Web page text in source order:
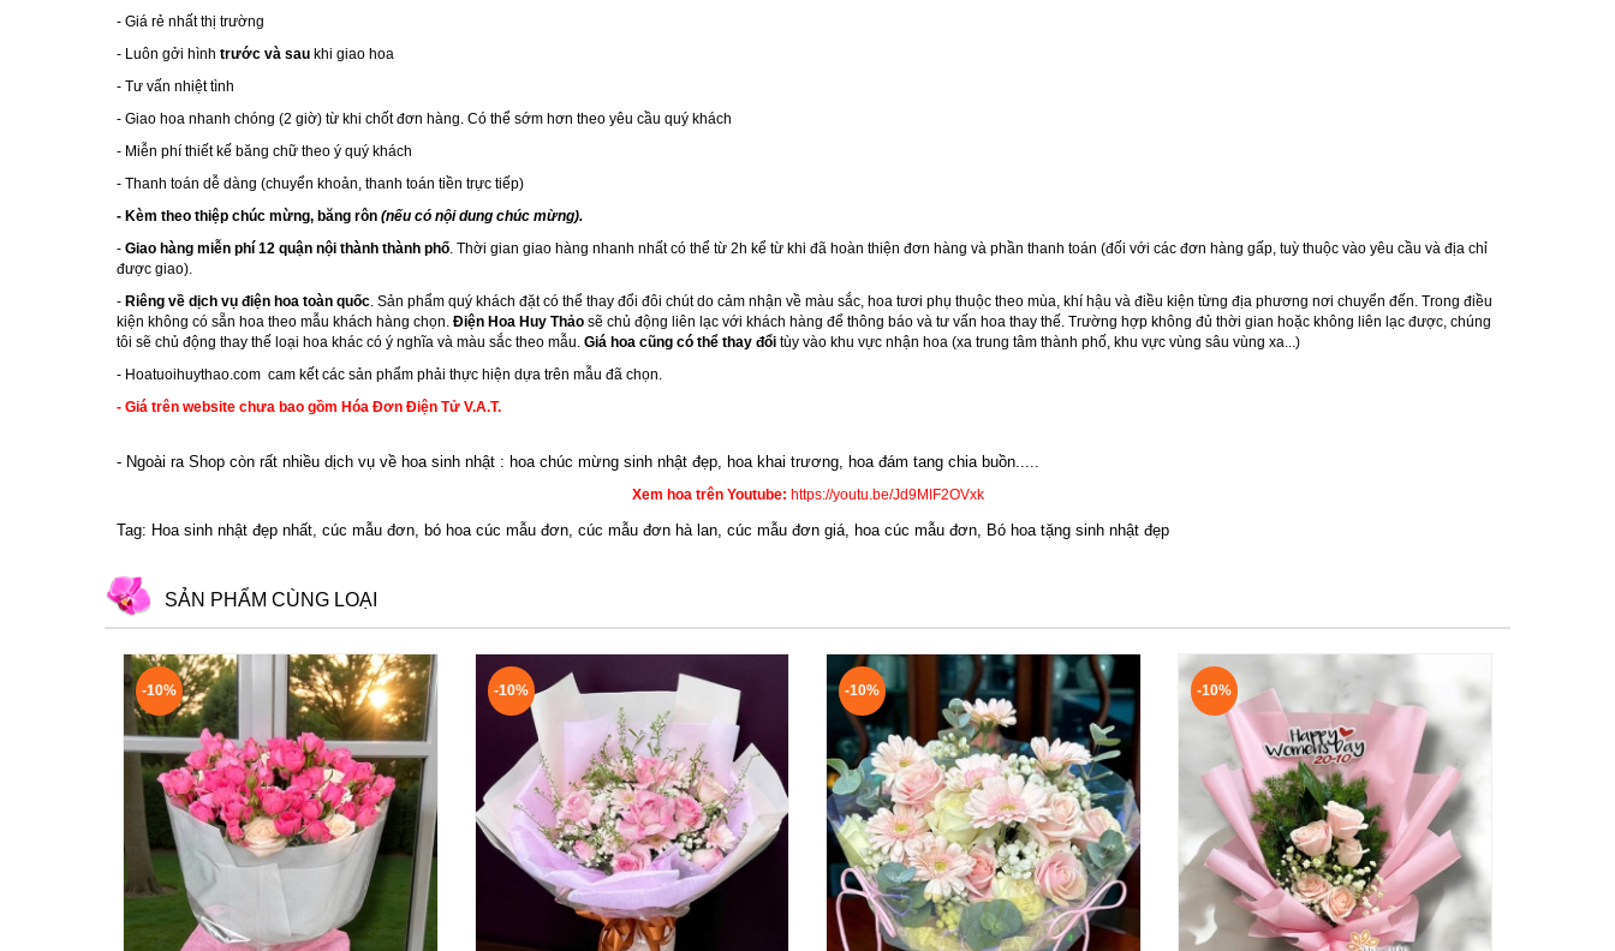
- Giá rẻ nhất thị trường
- Luôn gởi hình trước và sau khi giao hoa
- Tư vấn nhiệt tình
- Giao hoa nhanh chóng (2 giờ) từ khi chốt đơn hàng. Có thể sớm hơn theo yêu cầu quý khách
- Miễn phí thiết kế băng chữ theo ý quý khách
- Thanh toán dễ dàng (chuyển khoản, thanh toán tiền trực tiếp)
- Kèm theo thiệp chúc mừng, băng rôn (nếu có nội dung chúc mừng).
- Giao hàng miễn phí 12 quận nội thành thành phố. Thời gian giao hàng nhanh nhất có thể từ 2h kể từ khi đã hoàn thiện đơn hàng và phần thanh toán (đối với các đơn hàng gấp, tuỳ thuộc vào yêu cầu và địa chỉ
được giao).
- Riêng về dịch vụ điện hoa toàn quốc. Sản phẩm quý khách đặt có thể thay đổi đôi chút do cảm nhận về màu sắc, hoa tươi phụ thuộc theo mùa, khí hậu và điều kiện từng địa phương nơi chuyển đến. Trong điều
kiện không có sẵn hoa theo mẫu khách hàng chọn. Điện Hoa Huy Thảo sẽ chủ động liên lạc với khách hàng để thông báo và tư vấn hoa thay thế. Trường hợp không đủ thời gian hoặc không liên lạc được, chúng
tôi sẽ chủ động thay thế loại hoa khác có ý nghĩa và màu sắc theo mẫu. Giá hoa cũng có thể thay đổi tùy vào khu vực nhận hoa (xa trung tâm thành phố, khu vực vùng sâu vùng xa...)
- Hoatuoihuythao.com cam kết các sản phẩm phải thực hiện dựa trên mẫu đã chọn.
- Giá trên website chưa bao gồm Hóa Đơn Điện Tử V.A.T.
- Ngoài ra Shop còn rất nhiều dịch vụ về hoa sinh nhật : hoa chúc mừng sinh nhật đẹp, hoa khai trương, hoa đám tang chia buồn.....
Xem hoa trên Youtube: https://youtu.be/Jd9MIF2OVxk
Tag: Hoa sinh nhật đẹp nhất, cúc mẫu đơn, bó hoa cúc mẫu đơn, cúc mẫu đơn hà lan, cúc mẫu đơn giá, hoa cúc mẫu đơn, Bó hoa tặng sinh nhật đẹp
SẢN PHẨM CÙNG LOẠI
-10% -10% -10% -10%